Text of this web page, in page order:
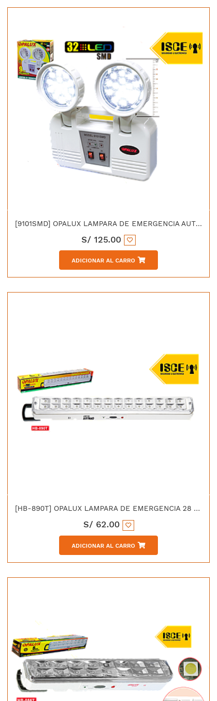
[9101SMD] OPALUX LAMPARA DE EMERGENCIA AUTOMATICA 32 LED SMD LUZ FRIA 9 HORAS 16W 150M
S/ 125.00
ADICIONAR AL CARRO
[HB-890T] OPALUX LAMPARA DE EMERGENCIA 28 LED SMD BATERIA 6V/4AH
S/ 62.00
ADICIONAR AL CARRO